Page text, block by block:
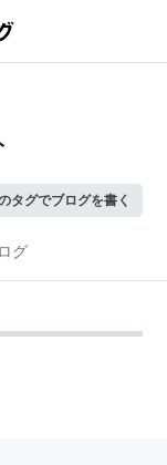
タグでブログを書く
グ